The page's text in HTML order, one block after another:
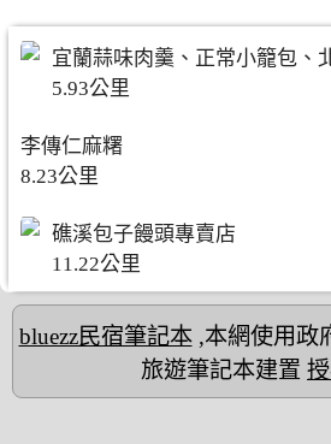
宜蘭蒜味肉羹、正常小籠包、
5.93公里
李傳仁麻糬
8.23公里
礁溪包子饅頭專賣店
11.22公里
bluezz民宿筆記本,本網使用政
旅遊筆記本建置